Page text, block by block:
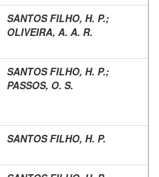
SANTOS FILHO, H. P.;
OLIVEIRA, A. A. R.
SANTOS FILHO, H. P.;
PASSOS, O. S.
SANTOS FILHO, H. P.